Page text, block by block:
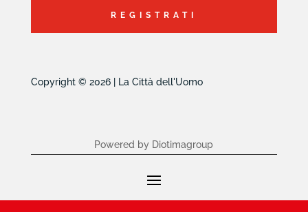
REGISTRATI
Copyright © 2026 | La Città dell'Uomo
Powered by Diotimagroup